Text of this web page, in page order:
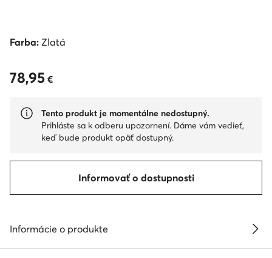
Farba: Zlatá
78,95 €
78,95 €
Tento produkt je momentálne nedostupný.
Prihláste sa k odberu upozornení. Dáme vám vedieť,
keď bude produkt opäť dostupný.
Informovať o dostupnosti
Informácie o produkte